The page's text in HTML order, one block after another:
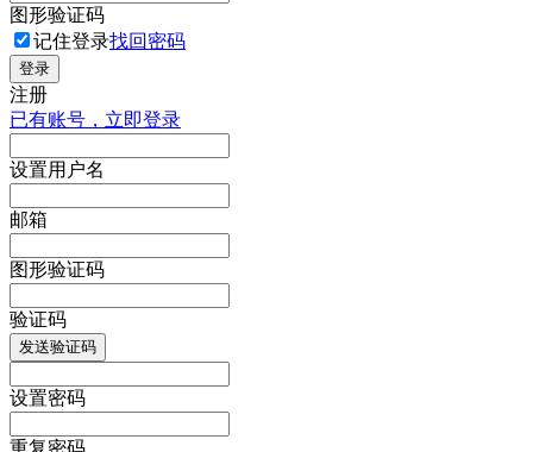
图形验证码
记住登录找回密码
登录
注册
已有账号，立即登录
设置用户名
邮箱
图形验证码
验证码
发送验证码
设置密码
重复密码